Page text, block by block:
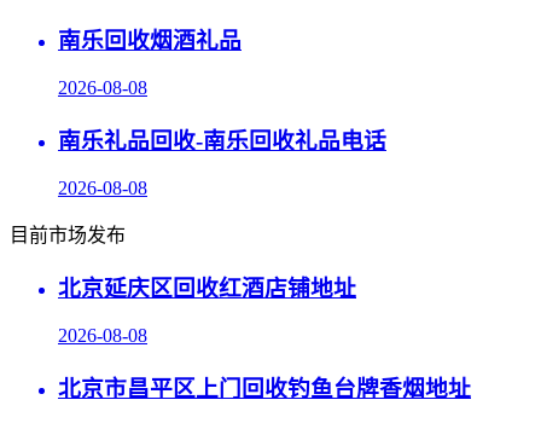
南乐回收烟酒礼品
2026-08-08
南乐礼品回收-南乐回收礼品电话
2026-08-08
目前市场发布
北京延庆区回收红酒店铺地址
2026-08-08
北京市昌平区上门回收钓鱼台牌香烟地址